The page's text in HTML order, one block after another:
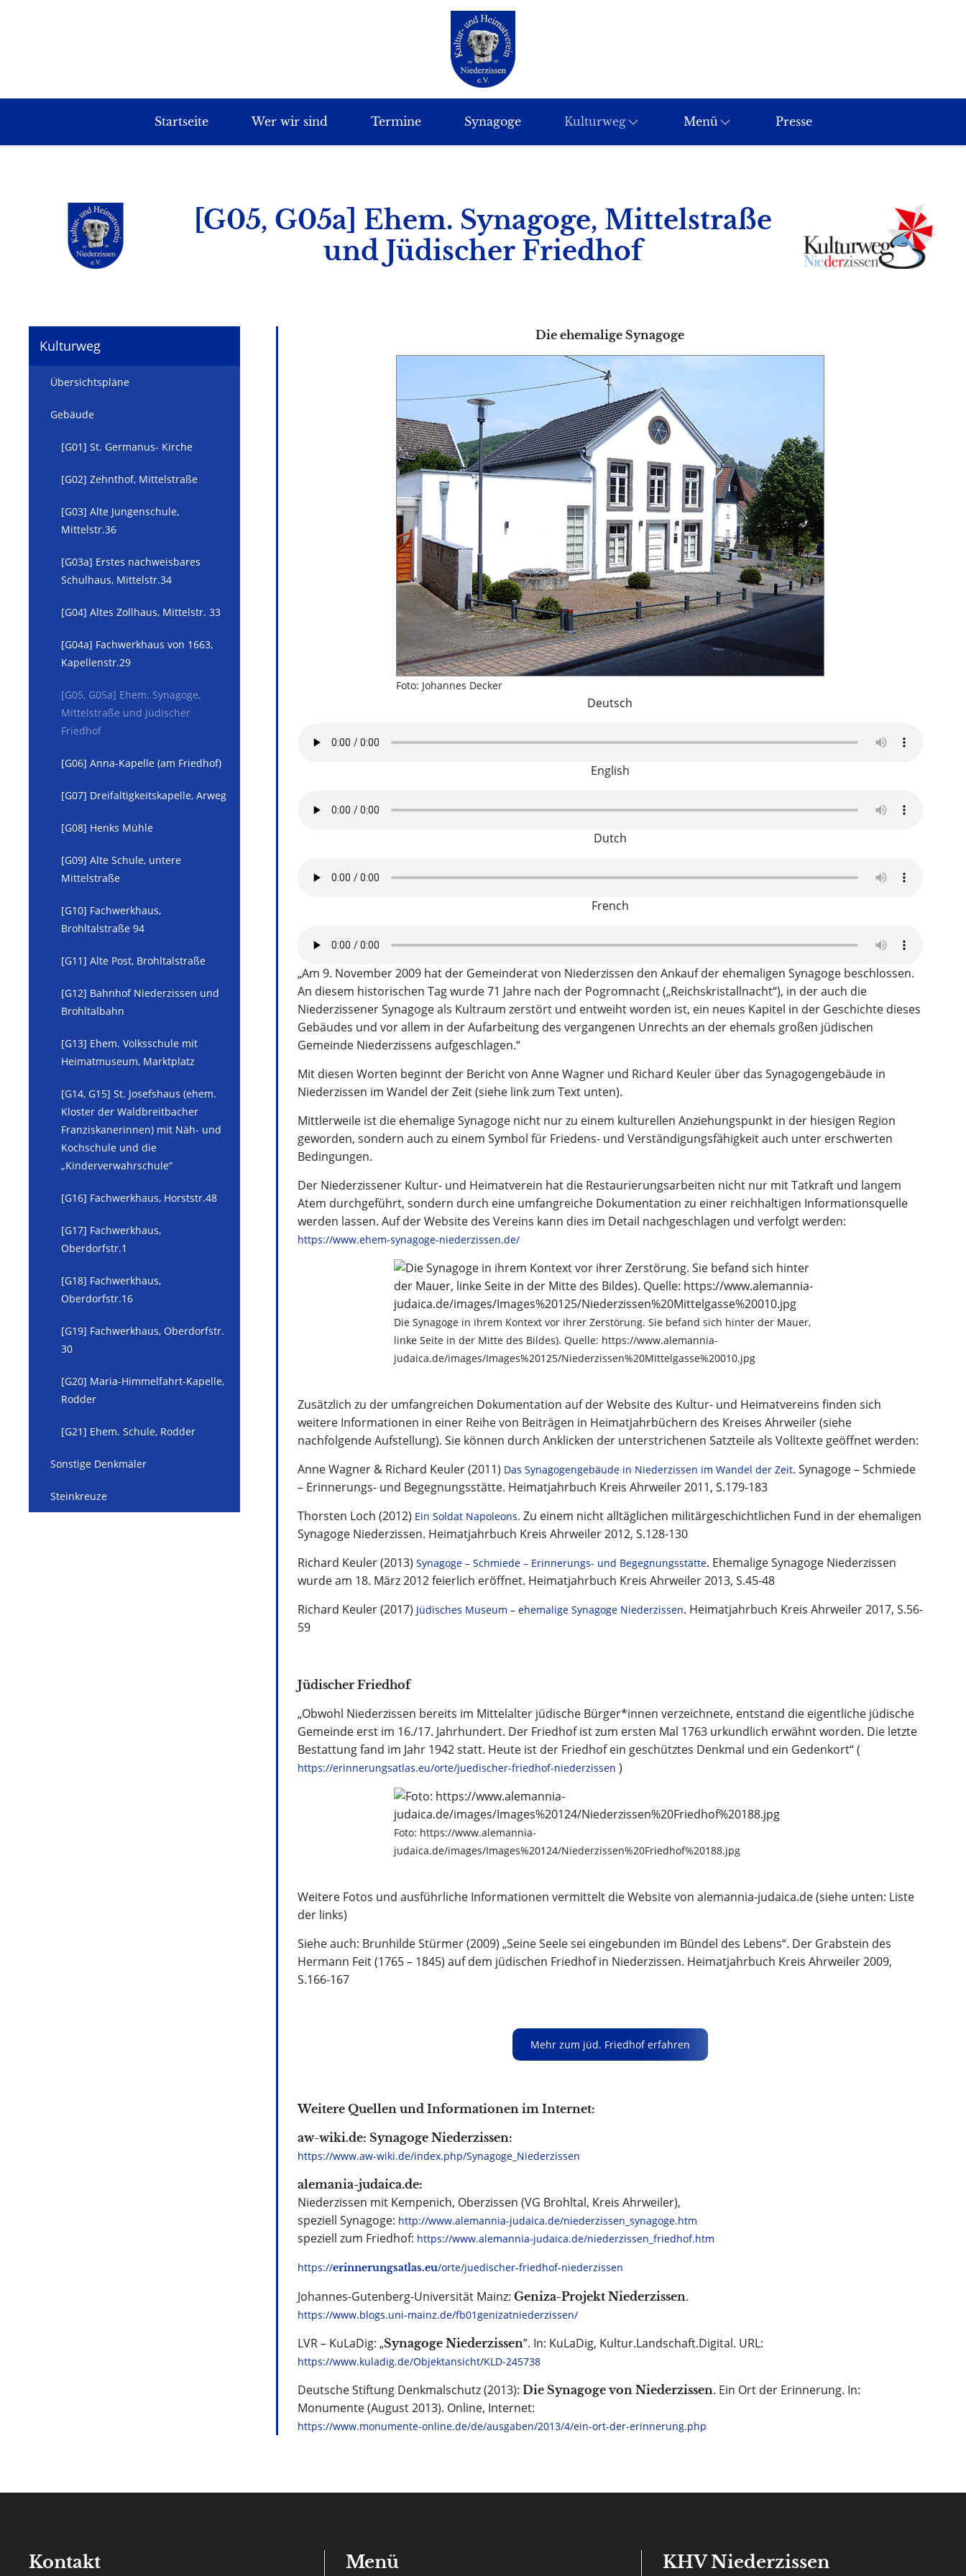
Startseite Wer wir sind Termine Synagoge Kulturweg Menü Presse
[G05, G05a] Ehem. Synagoge, Mittelstraße
und Jüdischer Friedhof
Kulturweg
Übersichtspläne
Gebäude
[G01] St. Germanus- Kirche
[G02] Zehnthof, Mittelstraße
[G03] Alte Jungenschule,
Mittelstr.36
[G03a] Erstes nachweisbares
Schulhaus, Mittelstr.34
[G04] Altes Zollhaus, Mittelstr. 33
[G04a] Fachwerkhaus von 1663,
Kapellenstr.29
[G05, G05a] Ehem. Synagoge,
Mittelstraße und Jüdischer
Friedhof
[G06] Anna-Kapelle (am Friedhof)
[G07] Dreifaltigkeitskapelle, Arweg
[G08] Henks Mühle
[G09] Alte Schule, untere
Mittelstraße
[G10] Fachwerkhaus,
Brohltalstraße 94
[G11] Alte Post, Brohltalstraße
[G12] Bahnhof Niederzissen und
Brohltalbahn
[G13] Ehem. Volksschule mit
Heimatmuseum, Marktplatz
[G14, G15] St. Josefshaus (ehem.
Kloster der Waldbreitbacher
Franziskanerinnen) mit Näh- und
Kochschule und die
„Kinderverwahrschule“
[G16] Fachwerkhaus, Horststr.48
[G17] Fachwerkhaus,
Oberdorfstr.1
[G18] Fachwerkhaus,
Oberdorfstr.16
[G19] Fachwerkhaus, Oberdorfstr.
30
[G20] Maria-Himmelfahrt-Kapelle,
Rodder
[G21] Ehem. Schule, Rodder
Sonstige Denkmäler
Steinkreuze
Die ehemalige Synagoge
Foto: Johannes Decker
Deutsch
English
Dutch
French
„Am 9. November 2009 hat der Gemeinderat von Niederzissen den Ankauf der ehemaligen Synagoge beschlossen.
An diesem historischen Tag wurde 71 Jahre nach der Pogromnacht („Reichskristallnacht“), in der auch die
Niederzissener Synagoge als Kultraum zerstört und entweiht worden ist, ein neues Kapitel in der Geschichte dieses
Gebäudes und vor allem in der Aufarbeitung des vergangenen Unrechts an der ehemals großen jüdischen
Gemeinde Niederzissens aufgeschlagen.“
Mit diesen Worten beginnt der Bericht von Anne Wagner und Richard Keuler über das Synagogengebäude in
Niederzissen im Wandel der Zeit (siehe link zum Text unten).
Mittlerweile ist die ehemalige Synagoge nicht nur zu einem kulturellen Anziehungspunkt in der hiesigen Region
geworden, sondern auch zu einem Symbol für Friedens- und Verständigungsfähigkeit auch unter erschwerten
Bedingungen.
Der Niederzissener Kultur- und Heimatverein hat die Restaurierungsarbeiten nicht nur mit Tatkraft und langem
Atem durchgeführt, sondern durch eine umfangreiche Dokumentation zu einer reichhaltigen Informationsquelle
werden lassen. Auf der Website des Vereins kann dies im Detail nachgeschlagen und verfolgt werden:
https://www.ehem-synagoge-niederzissen.de/
Die Synagoge in ihrem Kontext vor ihrer Zerstörung. Sie befand sich hinter der Mauer,
linke Seite in der Mitte des Bildes). Quelle: https://www.alemannia-
judaica.de/images/Images%20125/Niederzissen%20Mittelgasse%20010.jpg
Zusätzlich zu der umfangreichen Dokumentation auf der Website des Kultur- und Heimatvereins finden sich
weitere Informationen in einer Reihe von Beiträgen in Heimatjahrbüchern des Kreises Ahrweiler (siehe
nachfolgende Aufstellung). Sie können durch Anklicken der unterstrichenen Satzteile als Volltexte geöffnet werden:
Anne Wagner & Richard Keuler (2011) Das Synagogengebäude in Niederzissen im Wandel der Zeit. Synagoge – Schmiede
– Erinnerungs- und Begegnungsstätte. Heimatjahrbuch Kreis Ahrweiler 2011, S.179-183
Thorsten Loch (2012) Ein Soldat Napoleons. Zu einem nicht alltäglichen militärgeschichtlichen Fund in der ehemaligen
Synagoge Niederzissen. Heimatjahrbuch Kreis Ahrweiler 2012, S.128-130
Richard Keuler (2013) Synagoge – Schmiede – Erinnerungs- und Begegnungsstätte. Ehemalige Synagoge Niederzissen
wurde am 18. März 2012 feierlich eröffnet. Heimatjahrbuch Kreis Ahrweiler 2013, S.45-48
Richard Keuler (2017) Jüdisches Museum – ehemalige Synagoge Niederzissen. Heimatjahrbuch Kreis Ahrweiler 2017, S.56-
59
Jüdischer Friedhof
„Obwohl Niederzissen bereits im Mittelalter jüdische Bürger*innen verzeichnete, entstand die eigentliche jüdische
Gemeinde erst im 16./17. Jahrhundert. Der Friedhof ist zum ersten Mal 1763 urkundlich erwähnt worden. Die letzte
Bestattung fand im Jahr 1942 statt. Heute ist der Friedhof ein geschütztes Denkmal und ein Gedenkort“ (
https://erinnerungsatlas.eu/orte/juedischer-friedhof-niederzissen )
Foto: https://www.alemannia-
judaica.de/images/Images%20124/Niederzissen%20Friedhof%20188.jpg
Weitere Fotos und ausführliche Informationen vermittelt die Website von alemannia-judaica.de (siehe unten: Liste
der links)
Siehe auch: Brunhilde Stürmer (2009) „Seine Seele sei eingebunden im Bündel des Lebens“. Der Grabstein des
Hermann Feit (1765 – 1845) auf dem jüdischen Friedhof in Niederzissen. Heimatjahrbuch Kreis Ahrweiler 2009,
S.166-167
Mehr zum jüd. Friedhof erfahren
Weitere Quellen und Informationen im Internet:
aw-wiki.de: Synagoge Niederzissen:
https://www.aw-wiki.de/index.php/Synagoge_Niederzissen
alemania-judaica.de:
Niederzissen mit Kempenich, Oberzissen (VG Brohltal, Kreis Ahrweiler),
speziell Synagoge: http://www.alemannia-judaica.de/niederzissen_synagoge.htm
speziell zum Friedhof: https://www.alemannia-judaica.de/niederzissen_friedhof.htm
https://erinnerungsatlas.eu/orte/juedischer-friedhof-niederzissen
Johannes-Gutenberg-Universität Mainz: Geniza-Projekt Niederzissen.
https://www.blogs.uni-mainz.de/fb01genizatniederzissen/
LVR – KuLaDig: „Synagoge Niederzissen”. In: KuLaDig, Kultur.Landschaft.Digital. URL:
https://www.kuladig.de/Objektansicht/KLD-245738
Deutsche Stiftung Denkmalschutz (2013): Die Synagoge von Niederzissen. Ein Ort der Erinnerung. In:
Monumente (August 2013). Online, Internet:
https://www.monumente-online.de/de/ausgaben/2013/4/ein-ort-der-erinnerung.php
Kontakt Menü KHV Niederzissen